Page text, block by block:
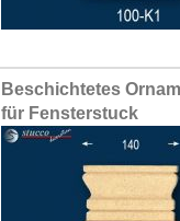
Beschichtetes
für Fensterstuck